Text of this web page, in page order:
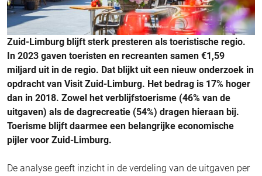
Zuid-Limburg blijft sterk presteren als toeristische regio.
In 2023 gaven toeristen en recreanten samen €1,59
miljard uit in de regio. Dat blijkt uit een nieuw onderzoek in
opdracht van Visit Zuid-Limburg. Het bedrag is 17% hoger
dan in 2018. Zowel het verblijfstoerisme (46% van de
uitgaven) als de dagrecreatie (54%) dragen hieraan bij.
Toerisme blijft daarmee een belangrijke economische
pijler voor Zuid-Limburg.
De analyse geeft inzicht in de verdeling van de uitgaven per